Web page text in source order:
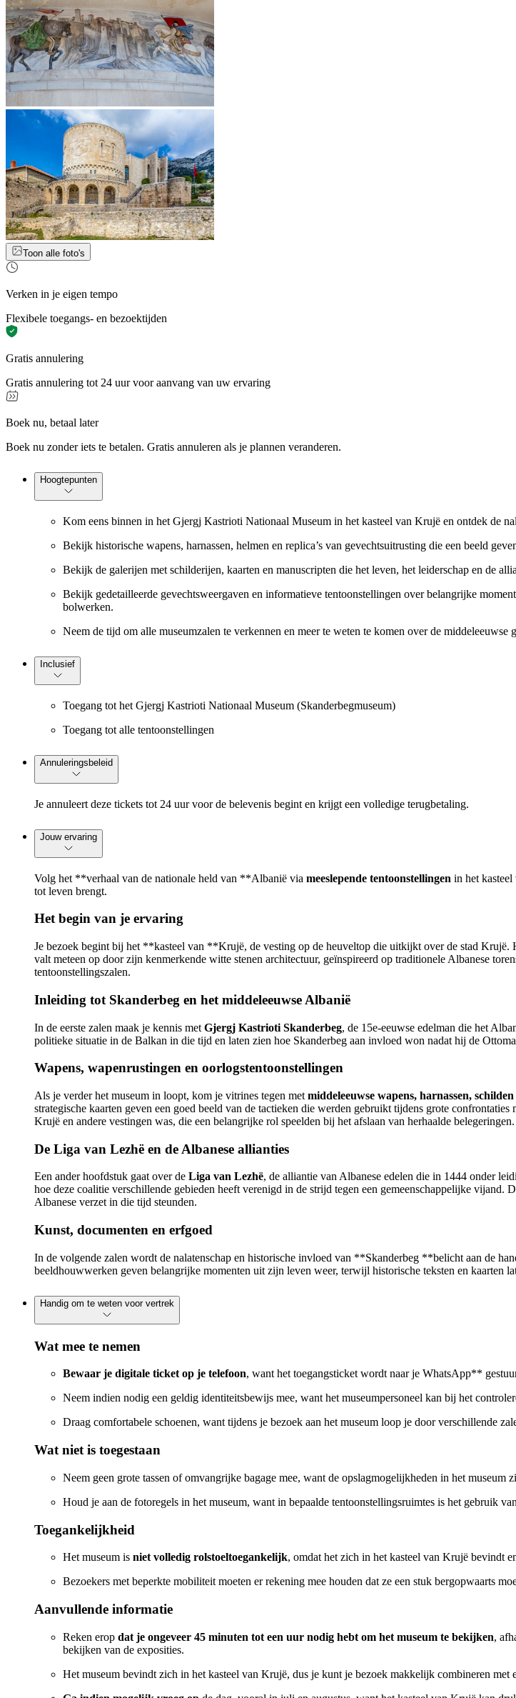
Toon alle foto's
Verken in je eigen tempo
Flexibele toegangs- en bezoektijden
Gratis annulering
Gratis annulering tot 24 uur voor aanvang van uw ervaring
Boek nu, betaal later
Boek nu zonder iets te betalen. Gratis annuleren als je plannen veranderen.
Hoogtepunten
Kom eens binnen in het Gjergj Kastrioti Nationaal Museum in het kasteel van Krujë en ontdek de
Bekijk historische wapens, harnassen, helmen en replica’s van gevechtsuitrusting die een beeld
Bekijk de galerijen met schilderijen, kaarten en manuscripten die het leven, het leiderschap en de
Bekijk gedetailleerde gevechtsweergaven en informatieve tentoonstellingen over belangrijke
bolwerken.
Neem de tijd om alle museumzalen te verkennen en meer te weten te komen over de
Inclusief
Toegang tot het Gjergj Kastrioti Nationaal Museum (Skanderbegmuseum)
Toegang tot alle tentoonstellingen
Annuleringsbeleid
Je annuleert deze tickets tot 24 uur voor de belevenis begint en krijgt een volledige terugbetaling.
Jouw ervaring
Volg het **verhaal van de nationale held van **Albanië via meeslepende tentoonstellingen in het
tot leven brengt.
Het begin van je ervaring
Je bezoek begint bij het **kasteel van **Krujë, de vesting op de heuveltop die uitkijkt over de stad Krujë.
valt meteen op door zijn kenmerkende witte stenen architectuur, geïnspireerd op traditionele Albanese
tentoonstellingszalen.
Inleiding tot Skanderbeg en het middeleeuwse Albanië
In de eerste zalen maak je kennis met Gjergj Kastrioti Skanderbeg, de 15e-eeuwse edelman die het
politieke situatie in de Balkan in die tijd en laten zien hoe Skanderbeg aan invloed won nadat hij de
Wapens, wapenrustingen en oorlogstentoonstellingen
Als je verder het museum in loopt, kom je vitrines tegen met middeleeuwse wapens, harnassen,
strategische kaarten geven een goed beeld van de tactieken die werden gebruikt tijdens grote
Krujë en andere vestingen was, die een belangrijke rol speelden bij het afslaan van herhaalde belegeringen.
De Liga van Lezhë en de Albanese allianties
Een ander hoofdstuk gaat over de Liga van Lezhë, de alliantie van Albanese edelen die in 1444 onder
hoe deze coalitie verschillende gebieden heeft verenigd in de strijd tegen een gemeenschappelijke
Albanese verzet in die tijd steunden.
Kunst, documenten en erfgoed
In de volgende zalen wordt de nalatenschap en historische invloed van **Skanderbeg **belicht aan de
beeldhouwwerken geven belangrijke momenten uit zijn leven weer, terwijl historische teksten en kaarten
Handig om te weten voor vertrek
Wat mee te nemen
Bewaar je digitale ticket op je telefoon, want het toegangsticket wordt naar je WhatsApp**
Neem indien nodig een geldig identiteitsbewijs mee, want het museumpersoneel kan bij het
Draag comfortabele schoenen, want tijdens je bezoek aan het museum loop je door verschillende
Wat niet is toegestaan
Neem geen grote tassen of omvangrijke bagage mee, want de opslagmogelijkheden in het museum
Houd je aan de fotoregels in het museum, want in bepaalde tentoonstellingsruimtes is het gebruik
Toegankelijkheid
Het museum is niet volledig rolstoeltoegankelijk, omdat het zich in het kasteel van Krujë bevindt
Bezoekers met beperkte mobiliteit moeten er rekening mee houden dat ze een stuk bergopwaarts
Aanvullende informatie
Reken erop dat je ongeveer 45 minuten tot een uur nodig hebt om het museum te bekijken,
bekijken van de exposities.
Het museum bevindt zich in het kasteel van Krujë, dus je kunt je bezoek makkelijk combineren